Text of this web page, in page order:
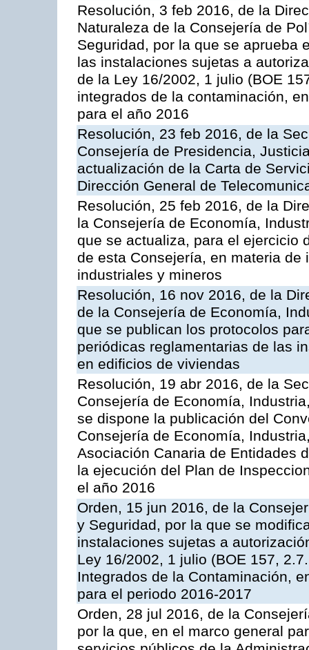
Resolución, 3 feb 2016, de la
Naturaleza de la Consejería de
Seguridad, por la que se aprueba
las instalaciones sujetas a
de la Ley 16/2002, 1 julio (BOE
integrados de la contaminación,
para el año 2016
Resolución, 23 feb 2016, de la
Consejería de Presidencia,
actualización de la Carta de
Dirección General de
Resolución, 25 feb 2016, de la
la Consejería de Economía,
que se actualiza, para el ejercicio
de esta Consejería, en materia
industriales y mineros
Resolución, 16 nov 2016, de la
de la Consejería de Economía,
que se publican los protocolos
periódicas reglamentarias de las
en edificios de viviendas
Resolución, 19 abr 2016, de la
Consejería de Economía,
se dispone la publicación del
Consejería de Economía,
Asociación Canaria de Entidades
la ejecución del Plan de
el año 2016
Orden, 15 jun 2016, de la
y Seguridad, por la que se
instalaciones sujetas a
Ley 16/2002, 1 julio (BOE 157,
Integrados de la Contaminación,
para el periodo 2016-2017
Orden, 28 jul 2016, de la
por la que, en el marco general